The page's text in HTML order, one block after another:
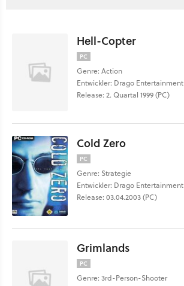
Hell-Copter
PC
Genre: Action
Entwickler: Drago Entertainment
Release: 2. Quartal 1999 (PC)
Cold Zero
PC
Genre: Strategie
Entwickler: Drago Entertainment
Release: 03.04.2003 (PC)
Grimlands
PC
Genre: 3rd-Person-Shooter